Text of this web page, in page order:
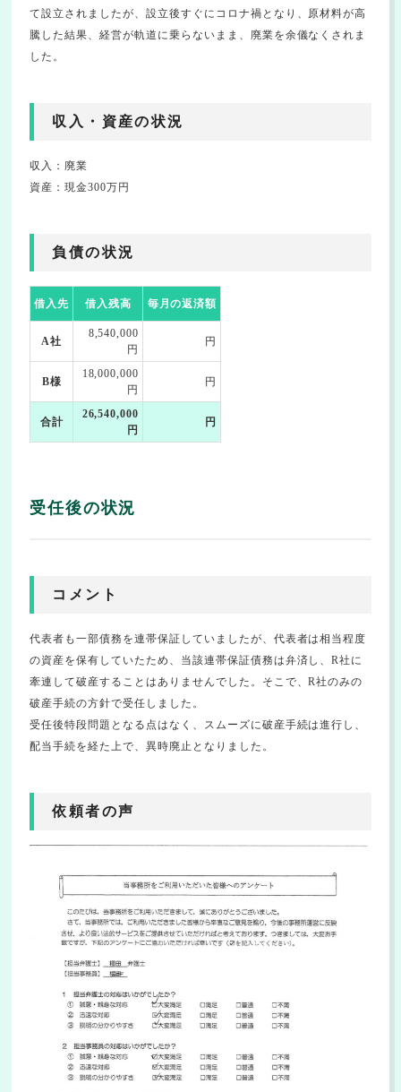
て設立されましたが、設立後すぐにコロナ禍となり、原材料が高
騰した結果、経営が軌道に乗らないまま、廃業を余儀なくされま
した。
収入・資産の状況
収入：廃業
資産：現金300万円
負債の状況
借入先 借入残高 毎月の返済額
A社
8,540,000
円
円
B様
18,000,000
円
円
合計
26,540,000
円
円
受任後の状況
コメント
代表者も一部債務を連帯保証していましたが、代表者は相当程度
の資産を保有していたため、当該連帯保証債務は弁済し、R社に
牽連して破産することはありませんでした。そこで、R社のみの
破産手続の方針で受任しました。
受任後特段問題となる点はなく、スムーズに破産手続は進行し、
配当手続を経た上で、異時廃止となりました。
依頼者の声